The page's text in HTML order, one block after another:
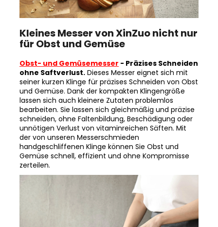
Kleines Messer von XinZuo nicht nur
für Obst und Gemüse
ohne Saftverlust. Dieses Messer eignet sich mit
seiner kurzen Klinge für präzises Schneiden von Obst
und Gemüse. Dank der kompakten Klingengröße
lassen sich auch kleinere Zutaten problemlos
bearbeiten. Sie lassen sich gleichmäßig und präzise
schneiden, ohne Faltenbildung, Beschädigung oder
unnötigen Verlust von vitaminreichen Säften. Mit
der von unseren Messerschmieden
handgeschliffenen Klinge können Sie Obst und
Gemüse schnell, effizient und ohne Kompromisse
zerteilen.